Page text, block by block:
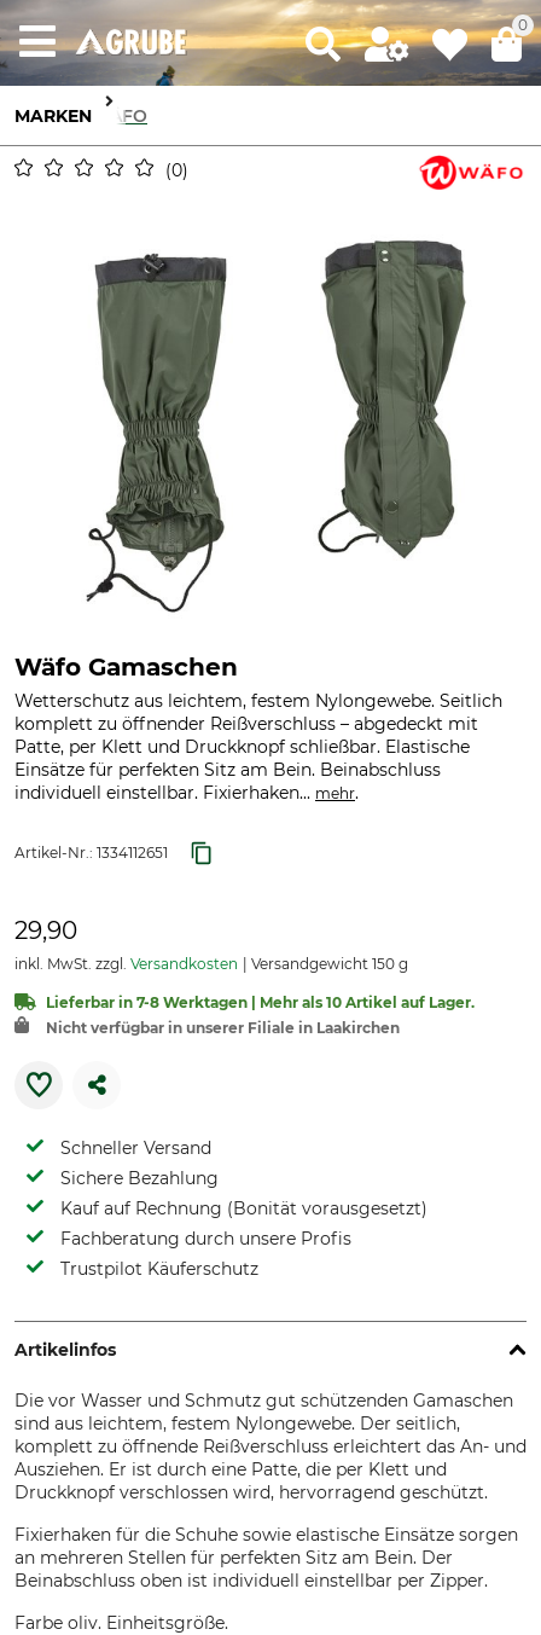
0
MARKEN WÄFO
0
Wäfo Gamaschen
Wetterschutz aus leichtem, festem Nylongewebe. Seitlich
komplett zu öffnender Reißverschluss – abgedeckt mit
Patte, per Klett und Druckknopf schließbar. Elastische
Einsätze für perfekten Sitz am Bein. Beinabschluss
individuell einstellbar. Fixierhaken... mehr.
Artikel-Nr.: 1334112651
29,90
inkl. MwSt. zzgl. Versandkosten Versandgewicht 150 g
Lieferbar in 7-8 Werktagen | Mehr als 10 Artikel auf Lager.
Nicht verfügbar in unserer Filiale in Laakirchen
Schneller Versand
Sichere Bezahlung
Kauf auf Rechnung (Bonität vorausgesetzt)
Fachberatung durch unsere Profis
Trustpilot Käuferschutz
Artikelinfos
Die vor Wasser und Schmutz gut schützenden Gamaschen
sind aus leichtem, festem Nylongewebe. Der seitlich,
komplett zu öffnende Reißverschluss erleichtert das An- und
Ausziehen. Er ist durch eine Patte, die per Klett und
Druckknopf verschlossen wird, hervorragend geschützt.
Fixierhaken für die Schuhe sowie elastische Einsätze sorgen
an mehreren Stellen für perfekten Sitz am Bein. Der
Beinabschluss oben ist individuell einstellbar per Zipper.
Farbe oliv. Einheitsgröße.